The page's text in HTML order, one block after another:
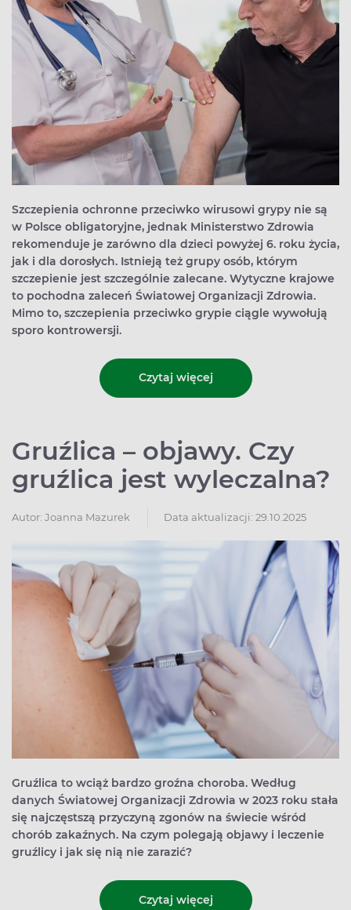
Szczepienia ochronne przeciwko wirusowi grypy nie są
w Polsce obligatoryjne, jednak Ministerstwo Zdrowia
rekomenduje je zarówno dla dzieci powyżej 6. roku życia,
jak i dla dorosłych. Istnieją też grupy osób, którym
szczepienie jest szczególnie zalecane. Wytyczne krajowe
to pochodna zaleceń Światowej Organizacji Zdrowia.
Mimo to, szczepienia przeciwko grypie ciągle wywołują
sporo kontrowersji.
Czytaj więcej
Gruźlica – objawy. Czy
gruźlica jest wyleczalna?
Autor: Joanna Mazurek Data aktualizacji: 29.10.2025
Gruźlica to wciąż bardzo groźna choroba. Według
danych Światowej Organizacji Zdrowia w 2023 roku stała
się najczęstszą przyczyną zgonów na świecie wśród
chorób zakaźnych. Na czym polegają objawy i leczenie
gruźlicy i jak się nią nie zarazić?
Czytaj więcej